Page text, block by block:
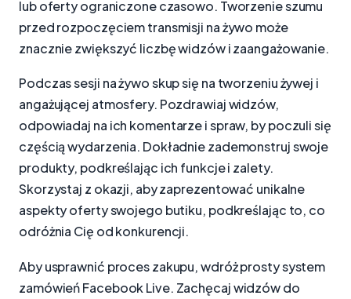
lub oferty ograniczone czasowo. Tworzenie szumu
przed rozpoczęciem transmisji na żywo może
znacznie zwiększyć liczbę widzów i zaangażowanie.
Podczas sesji na żywo skup się na tworzeniu żywej i
angażującej atmosfery. Pozdrawiaj widzów,
odpowiadaj na ich komentarze i spraw, by poczuli się
częścią wydarzenia. Dokładnie zademonstruj swoje
produkty, podkreślając ich funkcje i zalety.
Skorzystaj z okazji, aby zaprezentować unikalne
aspekty oferty swojego butiku, podkreślając to, co
odróżnia Cię od konkurencji.
Aby usprawnić proces zakupu, wdróż prosty system
zamówień Facebook Live. Zachęcaj widzów do